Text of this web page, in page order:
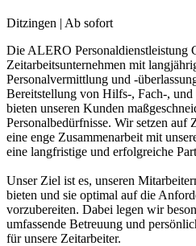
Ditzingen | Ab sofort
Die ALERO Personaldienstleistung
Zeitarbeitsunternehmen mit
Personalvermittlung und -
Bereitstellung von Hilfs-, Fach-,
bieten unseren Kunden
Personalbedürfnisse. Wir setzen
eine enge Zusammenarbeit mit
eine langfristige und erfolgreiche
Unser Ziel ist es, unseren
bieten und sie optimal auf die
vorzubereiten. Dabei legen wir
umfassende Betreuung und
für unsere Zeitarbeiter.